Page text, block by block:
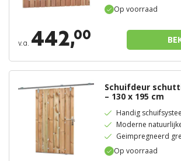
Op voorraad
v.a. 442,00
Op voorraad
Schuifdeur
– 130 x 195 cm
Handig
Moderne
Geimpregneerd